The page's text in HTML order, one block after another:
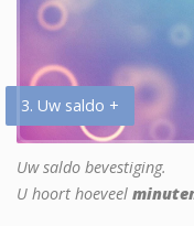
3. Uw saldo +
Uw saldo bevestiging.
U hoort hoeveel